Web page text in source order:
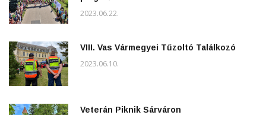
2023.06.22.
VIII. Vas Vármegyei Tűzoltó Találkozó
2023.06.10.
Veterán Piknik Sárváron